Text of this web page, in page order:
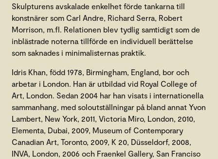
Skulpturens avskalade enkelhet förde tankarna till
konstnärer som Carl Andre, Richard Serra, Robert
Morrison, m.fl. Relationen blev tydlig samtidigt som de
inblästrade noterna tillförde en individuell berättelse
som saknades i minimalisternas praktik.
Idris Khan, född 1978, Birmingham, England, bor och
arbetar i London. Han är utbildad vid Royal College of
Art, London. Sedan 2004 har han visats i internationella
sammanhang, med soloutställningar på bland annat Yvon
Lambert, New York, 2011, Victoria Miro, London, 2010,
Elementa, Dubai, 2009, Museum of Contemporary
Canadian Art, Toronto, 2009, K 20, Düsseldorf, 2008,
INVA, London, 2006 och Fraenkel Gallery, San Franciso